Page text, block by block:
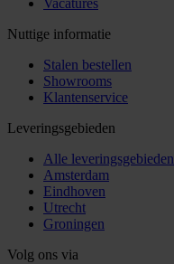
Vacatures
Nuttige informatie
Stalen bestellen
Showrooms
Klantenservice
Leveringsgebieden
Alle leveringsgebieden
Amsterdam
Eindhoven
Utrecht
Groningen
Volg ons via